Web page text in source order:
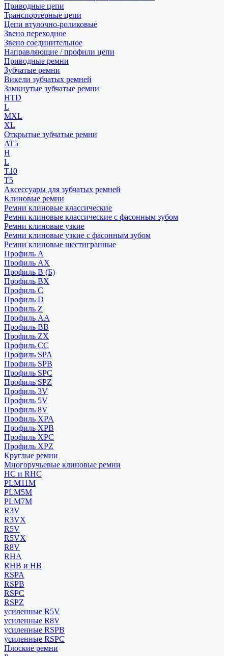
Приводные цепи
Транспортерные цепи
Цепи втулочно-роликовые
Звено переходное
Звено соединительное
Направляющие / профили цепи
Приводные ремни
Зубчатые ремни
Викели зубчатых ремней
Замкнутые зубчатые ремни
HTD
L
MXL
XL
Открытые зубчатые ремни
AT5
H
L
T10
T5
Аксессуары для зубчатых ремней
Клиновые ремни
Ремни клиновые классические
Ремни клиновые классические с фасонным зубом
Ремни клиновые узкие
Ремни клиновые узкие с фасонным зубом
Ремни клиновые шестигранные
Профиль A
Профиль AX
Профиль B (Б)
Профиль BX
Профиль C
Профиль D
Профиль Z
Профиль АА
Профиль BB
Профиль ZX
Профиль CC
Профиль SPA
Профиль SPB
Профиль SPC
Профиль SPZ
Профиль 3V
Профиль 5V
Профиль 8V
Профиль XPA
Профиль XPB
Профиль XPC
Профиль XPZ
Круглые ремни
Многоручьевые клиновые ремни
HC и RHC
PLM11M
PLM5M
PLM7M
R3V
R3VX
R5V
R5VX
R8V
RHA
RHB и HB
RSPA
RSPB
RSPC
RSPZ
усиленные R5V
усиленные R8V
усиленные RSPB
усиленные RSPC
Плоские ремни